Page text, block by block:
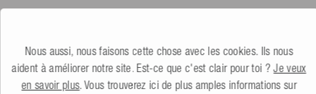
Nous aussi, nous faisons cette chose avec les cookies. Ils nous
aident à améliorer notre site. Est-ce que c'est clair pour toi ?Je veux
en savoir plus. Vous trouverez ici de plus amples informations sur